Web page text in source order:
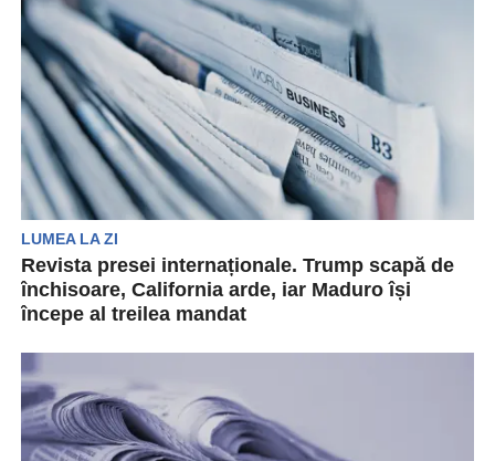
Indiferent de domeniu,...
LUMEA LA ZI
Revista presei internaționale. Trump scapă de
închisoare, California arde, iar Maduro își
începe al treilea mandat
cele mai semnificative evenimente de pe glob,
abordând subiecte diverse,...